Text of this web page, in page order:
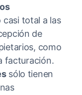
total a las
de
como
facturación.
sólo tienen